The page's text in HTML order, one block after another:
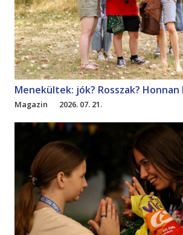
Menekültek: jók? Rosszak?
Magazin 2026. 07. 21.